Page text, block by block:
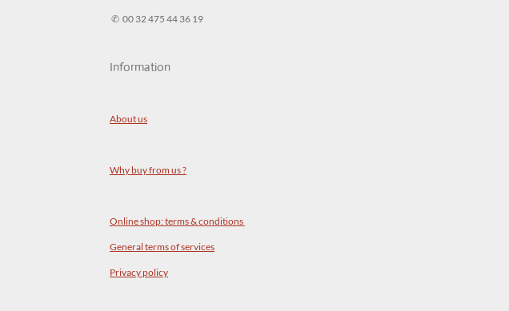
✆ 00 32 475 44 36 19
Information
About us
Why buy from us ?
Online shop: terms & conditions
General terms of services
Privacy policy